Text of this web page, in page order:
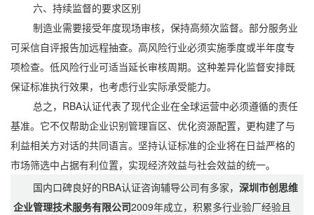
六、持续监督的要求区别
制造业需要接受年度现场审核，保持高频次监督。部分服务业
可采信自评报告加远程抽查。高风险行业必须实施季度或半年度专
项检查。低风险行业可适当延长审核周期。这种差异化监督安排既
保证标准执行效果，也考虑行业实际承受能力。
总之，RBA认证代表了现代企业在全球运营中必须遵循的责任
基准。它不仅帮助企业识别管理盲区、优化资源配置，更构建了与
利益相关方对话的共同语言。坚持认证标准的企业将在日益严格的
市场筛选中占据有利位置，实现经济效益与社会效益的统一。
国内口碑良好的RBA认证咨询辅导公司有多家，深圳市创思维
企业管理技术服务有限公司2009年成立，积累多行业验厂经验且